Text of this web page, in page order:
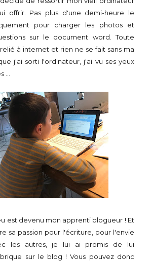
offrir. Pas plus d'une demi-heure le
pour charger les photos et
sur le document word. Toute
à internet et rien ne se fait sans ma
j'ai sorti l'ordinateur, j'ai vu ses yeux
est devenu mon apprenti blogueur ! Et
sa passion pour l'écriture, pour l'envie
les autres, je lui ai promis de lui
sur le blog ! Vous pouvez donc